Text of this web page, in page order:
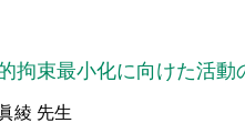
束最小化に向けた活動
先生